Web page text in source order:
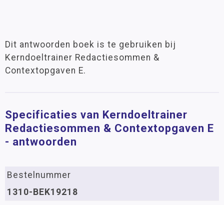
Dit antwoorden boek is te gebruiken bij
Kerndoeltrainer Redactiesommen &
Contextopgaven E.
Specificaties van Kerndoeltrainer
Redactiesommen & Contextopgaven E
- antwoorden
Bestelnummer
1310-BEK19218